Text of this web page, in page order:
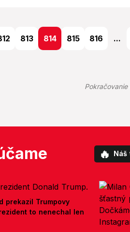
813 814 815 816 ...
🔥 Náš
prekazil Trumpovy
to nenechal len